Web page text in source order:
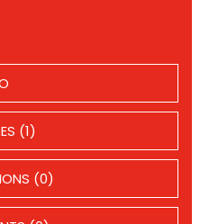
(1)
(0)